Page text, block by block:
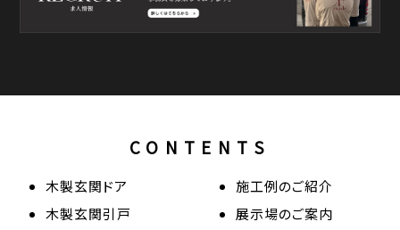
CONTENTS
木製玄関ドア
木製玄関引戸
施工例のご紹介
展示場のご案内